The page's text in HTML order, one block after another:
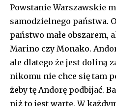
Powstanie Warszawskie
samodzielnego państwa.
państwo małe obszarem,
Marino czy Monako.
ale dlatego że jest doliną
nikomu nie chce się tam
żeby tę Andorę podbijać.
niż to jest warte. W